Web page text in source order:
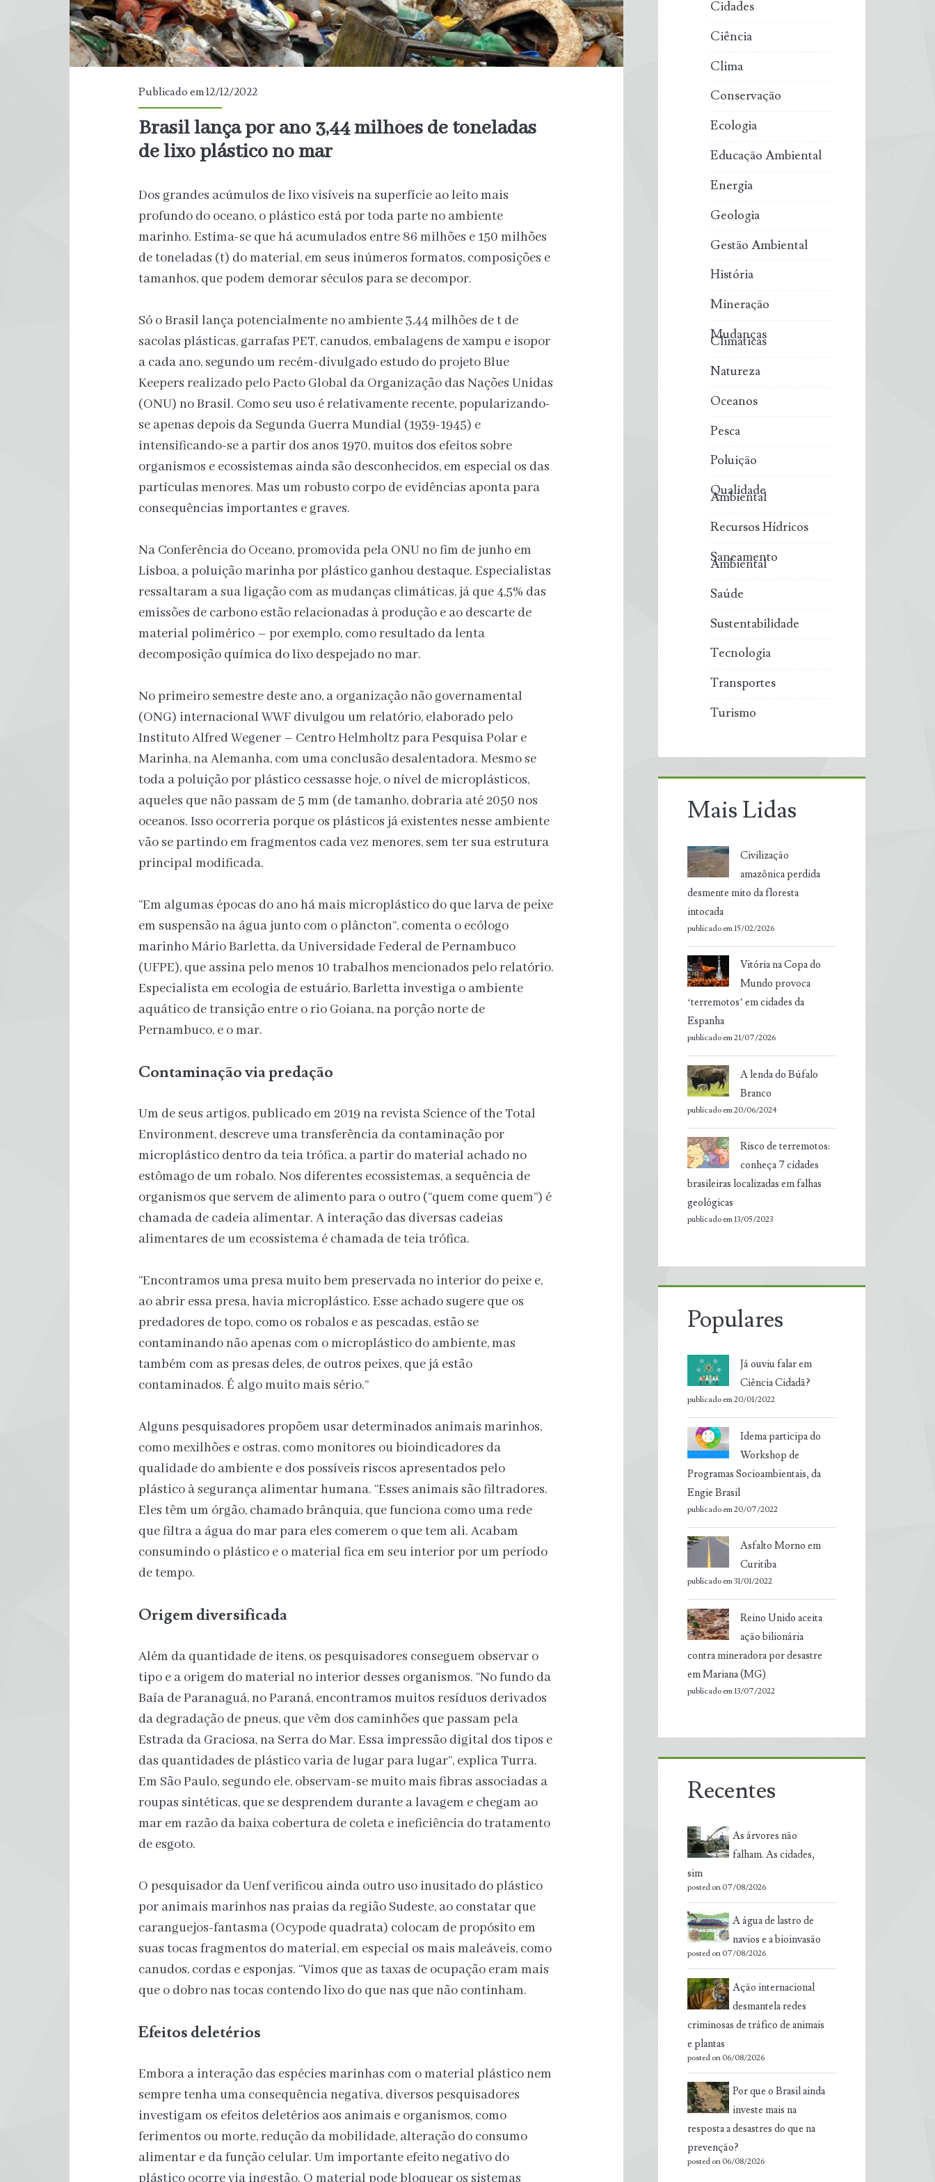
Publicado em 12/12/2022
Brasil lança por ano 3,44 milhões de toneladas
de lixo plástico no mar
Dos grandes acúmulos de lixo visíveis na superfície ao leito mais
profundo do oceano, o plástico está por toda parte no ambiente
marinho. Estima-se que há acumulados entre 86 milhões e 150 milhões
de toneladas (t) do material, em seus inúmeros formatos, composições e
tamanhos, que podem demorar séculos para se decompor.
Só o Brasil lança potencialmente no ambiente 3,44 milhões de t de
sacolas plásticas, garrafas PET, canudos, embalagens de xampu e isopor
a cada ano, segundo um recém-divulgado estudo do projeto Blue
Keepers realizado pelo Pacto Global da Organização das Nações Unidas
(ONU) no Brasil. Como seu uso é relativamente recente, popularizando-
se apenas depois da Segunda Guerra Mundial (1939-1945) e
intensificando-se a partir dos anos 1970, muitos dos efeitos sobre
organismos e ecossistemas ainda são desconhecidos, em especial os das
partículas menores. Mas um robusto corpo de evidências aponta para
consequências importantes e graves.
Na Conferência do Oceano, promovida pela ONU no fim de junho em
Lisboa, a poluição marinha por plástico ganhou destaque. Especialistas
ressaltaram a sua ligação com as mudanças climáticas, já que 4,5% das
emissões de carbono estão relacionadas à produção e ao descarte de
material polimérico – por exemplo, como resultado da lenta
decomposição química do lixo despejado no mar.
No primeiro semestre deste ano, a organização não governamental
(ONG) internacional WWF divulgou um relatório, elaborado pelo
Instituto Alfred Wegener – Centro Helmholtz para Pesquisa Polar e
Marinha, na Alemanha, com uma conclusão desalentadora. Mesmo se
toda a poluição por plástico cessasse hoje, o nível de microplásticos,
aqueles que não passam de 5 mm (de tamanho, dobraria até 2050 nos
oceanos. Isso ocorreria porque os plásticos já existentes nesse ambiente
vão se partindo em fragmentos cada vez menores, sem ter sua estrutura
principal modificada.
“Em algumas épocas do ano há mais microplástico do que larva de peixe
em suspensão na água junto com o plâncton”, comenta o ecólogo
marinho Mário Barletta, da Universidade Federal de Pernambuco
(UFPE), que assina pelo menos 10 trabalhos mencionados pelo relatório.
Especialista em ecologia de estuário, Barletta investiga o ambiente
aquático de transição entre o rio Goiana, na porção norte de
Pernambuco, e o mar.
Contaminação via predação
Um de seus artigos, publicado em 2019 na revista Science of the Total
Environment, descreve uma transferência da contaminação por
microplástico dentro da teia trófica, a partir do material achado no
estômago de um robalo. Nos diferentes ecossistemas, a sequência de
organismos que servem de alimento para o outro (“quem come quem”) é
chamada de cadeia alimentar. A interação das diversas cadeias
alimentares de um ecossistema é chamada de teia trófica.
“Encontramos uma presa muito bem preservada no interior do peixe e,
ao abrir essa presa, havia microplástico. Esse achado sugere que os
predadores de topo, como os robalos e as pescadas, estão se
contaminando não apenas com o microplástico do ambiente, mas
também com as presas deles, de outros peixes, que já estão
contaminados. É algo muito mais sério.”
Alguns pesquisadores propõem usar determinados animais marinhos,
como mexilhões e ostras, como monitores ou bioindicadores da
qualidade do ambiente e dos possíveis riscos apresentados pelo
plástico à segurança alimentar humana. “Esses animais são filtradores.
Eles têm um órgão, chamado brânquia, que funciona como uma rede
que filtra a água do mar para eles comerem o que tem ali. Acabam
consumindo o plástico e o material fica em seu interior por um período
de tempo.
Origem diversificada
Além da quantidade de itens, os pesquisadores conseguem observar o
tipo e a origem do material no interior desses organismos. “No fundo da
Baía de Paranaguá, no Paraná, encontramos muitos resíduos derivados
da degradação de pneus, que vêm dos caminhões que passam pela
Estrada da Graciosa, na Serra do Mar. Essa impressão digital dos tipos e
das quantidades de plástico varia de lugar para lugar”, explica Turra.
Em São Paulo, segundo ele, observam-se muito mais fibras associadas a
roupas sintéticas, que se desprendem durante a lavagem e chegam ao
mar em razão da baixa cobertura de coleta e ineficiência do tratamento
de esgoto.
O pesquisador da Uenf verificou ainda outro uso inusitado do plástico
por animais marinhos nas praias da região Sudeste, ao constatar que
caranguejos-fantasma (Ocypode quadrata) colocam de propósito em
suas tocas fragmentos do material, em especial os mais maleáveis, como
canudos, cordas e esponjas. “Vimos que as taxas de ocupação eram mais
que o dobro nas tocas contendo lixo do que nas que não continham.
Efeitos deletérios
Embora a interação das espécies marinhas com o material plástico nem
sempre tenha uma consequência negativa, diversos pesquisadores
investigam os efeitos deletérios aos animais e organismos, como
ferimentos ou morte, redução da mobilidade, alteração do consumo
alimentar e da função celular. Um importante efeito negativo do
Cidades
Ciência
Clima
Conservação
Ecologia
Educação Ambiental
Energia
Geologia
Gestão Ambiental
História
Mineração
Mudanças
Climáticas
Natureza
Oceanos
Pesca
Poluição
Qualidade
Ambiental
Recursos Hídricos
Saneamento
Ambiental
Saúde
Sustentabilidade
Tecnologia
Transportes
Turismo
Mais Lidas
Civilização
amazônica perdida
desmente mito da floresta
intocada
publicado em 15/02/2026
Vitória na Copa do
Mundo provoca
‘terremotos’ em cidades da
Espanha
publicado em 21/07/2026
A lenda do Búfalo
Branco
publicado em 20/06/2024
Risco de terremotos:
conheça 7 cidades
brasileiras localizadas em falhas
geológicas
publicado em 13/05/2023
Populares
Já ouviu falar em
Ciência Cidadã?
publicado em 20/01/2022
Idema participa do
Workshop de
Programas Socioambientais, da
Engie Brasil
publicado em 20/07/2022
Asfalto Morno em
Curitiba
publicado em 31/01/2022
Reino Unido aceita
ação bilionária
contra mineradora por desastre
em Mariana (MG)
publicado em 13/07/2022
Recentes
As árvores não
falham. As cidades,
sim
posted on 07/08/2026
A água de lastro de
navios e a bioinvasão
posted on 07/08/2026
Ação internacional
desmantela redes
criminosas de tráfico de animais
e plantas
posted on 06/08/2026
Por que o Brasil ainda
investe mais na
resposta a desastres do que na
prevenção?
posted on 06/08/2026